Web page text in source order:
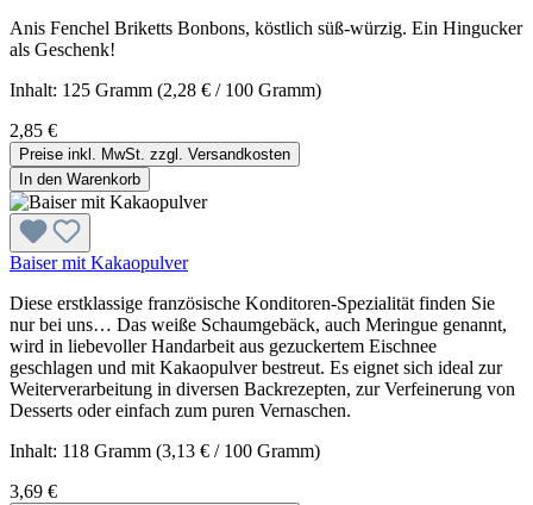
Anis Fenchel Briketts Bonbons, köstlich süß-würzig. Ein Hingucker
als Geschenk!
Inhalt: 125 Gramm (2,28 € / 100 Gramm)
2,85 €
Preise inkl. MwSt. zzgl. Versandkosten
In den Warenkorb
Baiser mit Kakaopulver
Diese erstklassige französische Konditoren-Spezialität finden Sie
nur bei uns… Das weiße Schaumgebäck, auch Meringue genannt,
wird in liebevoller Handarbeit aus gezuckertem Eischnee
geschlagen und mit Kakaopulver bestreut. Es eignet sich ideal zur
Weiterverarbeitung in diversen Backrezepten, zur Verfeinerung von
Desserts oder einfach zum puren Vernaschen.
Inhalt: 118 Gramm (3,13 € / 100 Gramm)
3,69 €